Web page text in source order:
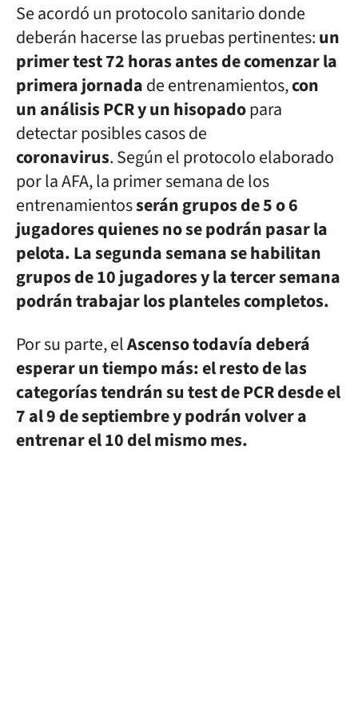
Se acordó un protocolo sanitario donde
deberán hacerse las pruebas pertinentes:un
primer test 72 horas antes de comenzar la
primera jornadade entrenamientos,con
un análisis PCR y un hisopadopara
detectar posibles casos de
coronavirus. Según el protocolo elaborado
por la AFA, la primer semana de los
entrenamientosserán grupos de 5 o 6
jugadores quienes no se podrán pasar la
pelota. La segunda semana se habilitan
grupos de 10 jugadores y la tercer semana
podrán trabajar los planteles completos.
Por su parte, elAscenso todavía deberá
esperar un tiempo más: el resto de las
categorías tendrán su test de PCR desde el
7 al 9 de septiembre y podrán volver a
entrenar el 10 del mismo mes.